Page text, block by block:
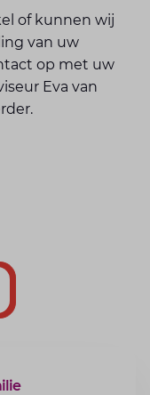
of kunnen wij
van uw
op met uw
Eva van